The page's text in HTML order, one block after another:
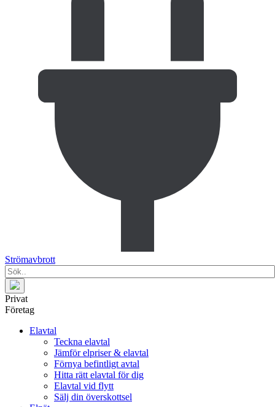
Strömavbrott
Privat
Företag
Elavtal
Teckna elavtal
Jämför elpriser & elavtal
Förnya befintligt avtal
Hitta rätt elavtal för dig
Elavtal vid flytt
Sälj din överskottsel